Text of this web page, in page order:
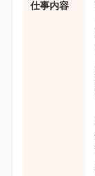
仕事内容